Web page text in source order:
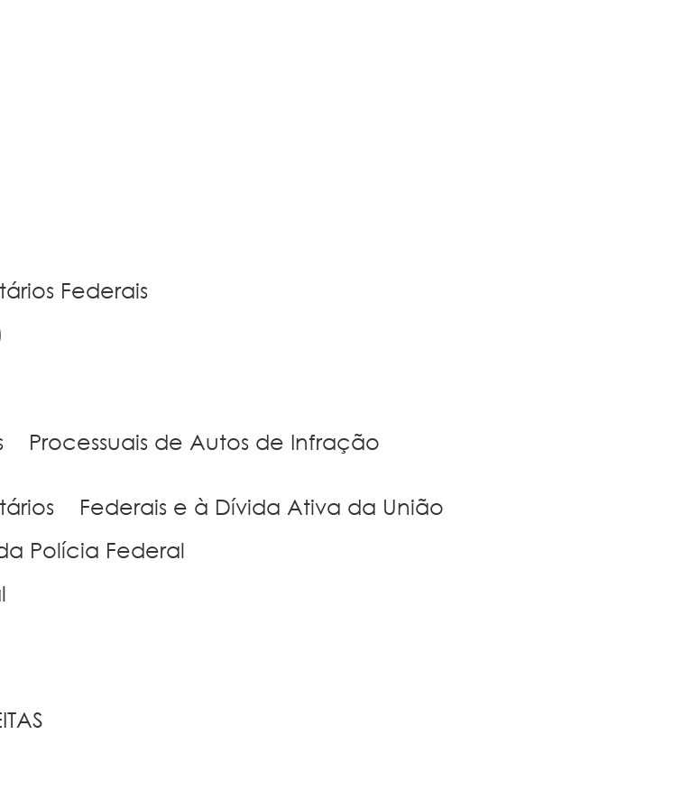
Federais
Processuais de Autos de Infração
Federais e à Dívida Ativa da União
Polícia Federal